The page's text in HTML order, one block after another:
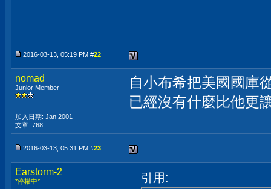
2016-03-13, 05:19 PM #22
nomad
Junior Member
加入日期: Jan 2001
文章: 768
自小布希把美國國庫
已經沒有什麼比他更
2016-03-13, 05:31 PM #23
Earstorm-2
*停權中* 引用: